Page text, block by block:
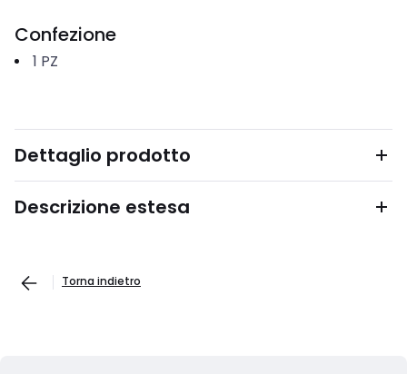
Confezione
1 PZ
Dettaglio prodotto
Descrizione estesa
Torna indietro